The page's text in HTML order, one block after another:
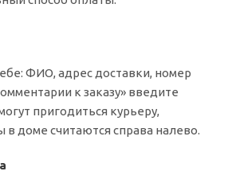
ФИО, адрес доставки, номер
к заказу» введите
пригодиться курьеру,
доме считаются справа налево.